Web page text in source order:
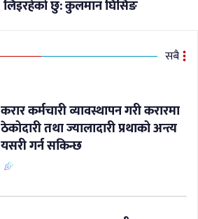
लिइरहेको छु: कुलमान घिसिङ
सबै
करार कर्मचारी व्यावस्थापन गरी करारमा
ठेकोदारी तथा ज्यालादारी प्रथाको अन्त्य
यसरी गर्न सकिन्छ